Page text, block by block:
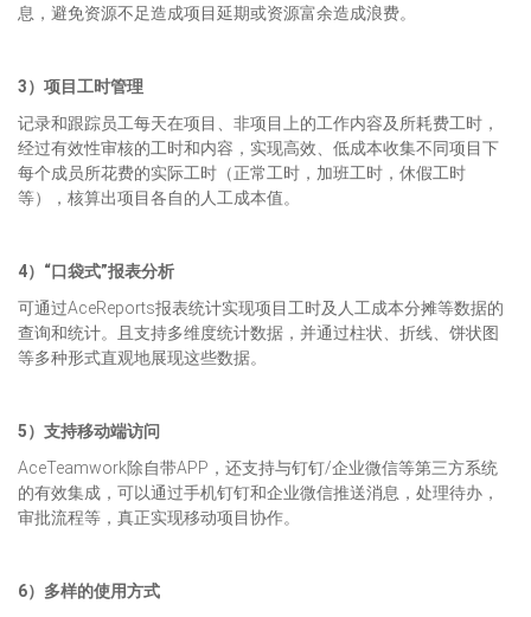
息，避免资源不足造成项目延期或资源富余造成浪费。
3） 项目 工时管理
记录和跟踪员工每天在项目、非项目上的工作内容及所耗费工时，
经过有效性审核的工时和内容，实现高效、低成本收集不同项目下
每个成员所花费的实际工时（正常工时，加班工时，休假工时
等），核算出项目各自的人工成本值。
4）“口袋式”报表分析
可通过AceReports报表统计实现项目工时及人工成本分摊等数据的
查询和统计。且支持多维度统计数据，并通过柱状、折线、饼状图
等多种形式直观地展现这些数据。
5）支持移动端访问
AceTeamwork除自带APP，还支持与钉钉/企业微信等第三方系统
的有效集成，可以通过手机钉钉和企业微信推送消息，处理待办，
审批流程等，真正实现移动项目协作。
6） 多样的使用方式